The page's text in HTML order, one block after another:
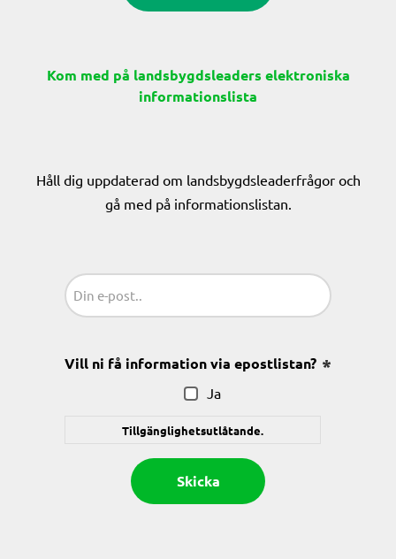
Kom med på landsbygdsleaders elektroniska
informationslista
Håll dig uppdaterad om landsbygdsleaderfrågor och
gå med på informationslistan.
Sähköposti
Vill ni få information via epostlistan?
Ja
Tillgänglighetsutlåtande.